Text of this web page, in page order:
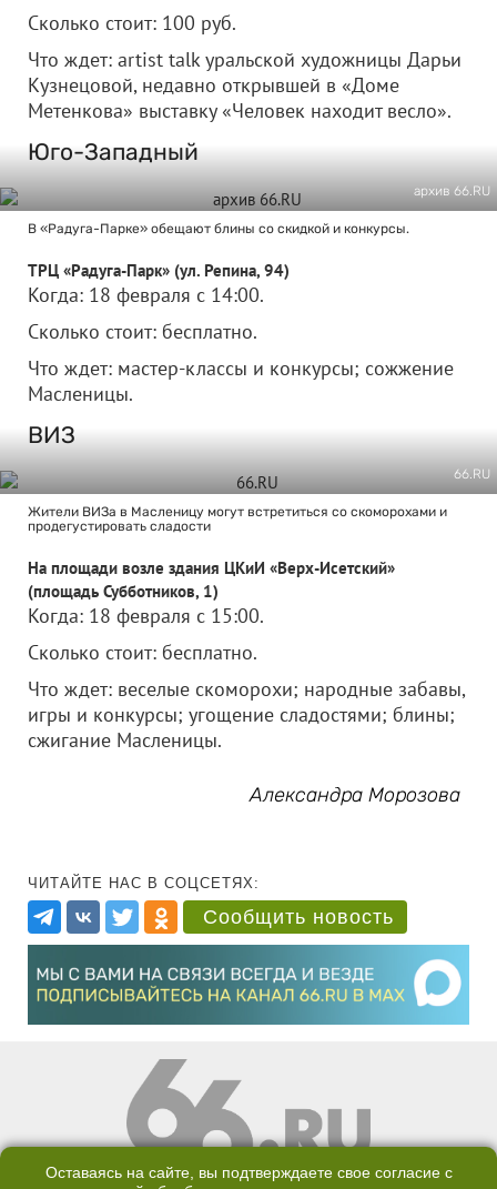
Сколько стоит: 100 руб.
Что ждет: artist talk уральской художницы Дарьи
Кузнецовой, недавно открывшей в «Доме
Метенкова» выставку «Человек находит весло».
Юго-Западный
архив 66.RU
В «Радуга-Парке» обещают блины со скидкой и конкурсы.
ТРЦ «Радуга-Парк» (ул. Репина, 94)
Когда: 18 февраля с 14:00.
Сколько стоит: бесплатно.
Что ждет: мастер-классы и конкурсы; сожжение
Масленицы.
ВИЗ
66.RU
Жители ВИЗа в Масленицу могут встретиться со скоморохами и
продегустировать сладости
На площади возле здания ЦКиИ «Верх-Исетский»
(площадь Субботников, 1)
Когда: 18 февраля с 15:00.
Сколько стоит: бесплатно.
Что ждет: веселые скоморохи; народные забавы,
игры и конкурсы; угощение сладостями; блины;
сжигание Масленицы.
Александра Морозова
ЧИТАЙТЕ НАС В СОЦСЕТЯХ:
Сообщить новость
Оставаясь на сайте, вы подтверждаете свое согласие с